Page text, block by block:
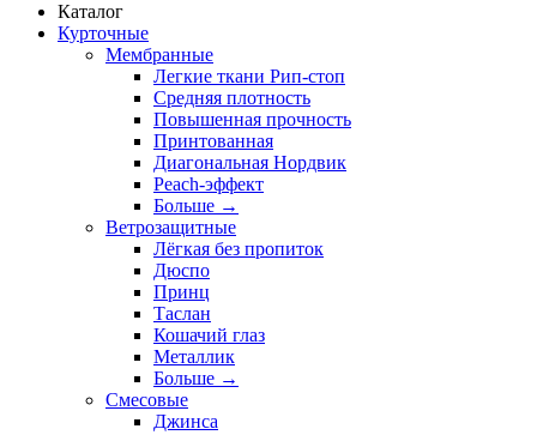
Каталог
Курточные
Мембранные
Легкие ткани Рип-стоп
Средняя плотность
Повышенная прочность
Принтованная
Диагональная Нордвик
Peach-эффект
Больше →
Ветрозащитные
Лёгкая без пропиток
Дюспо
Принц
Таслан
Кошачий глаз
Металлик
Больше →
Смесовые
Джинса